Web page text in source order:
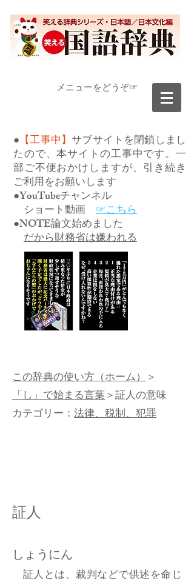
​メニューをどうぞ☞
● 【工事中】サブサイトを閉鎖しまし
たので、本サイトの工事中です。一
部ご不便おかけしますが、引き続き
ご利用をお願いします
●YouTubeチャンネル
ショート動画 ☞こちら
●NOTE論文始めました
だから財務省は嫌われる
この辞典の使い方（ホーム）＞
「し」で始まる言葉＞証人の意味
カテゴリー： 法律、税制、犯罪
証人
しょうにん